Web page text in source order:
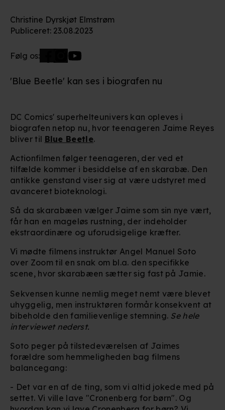
Christine Dyrskjøt Elmstrøm
Publiceret: 23.08.2023
Følg os:
'Blue Beetle' kan ses i biografen nu
DC Comics' superhelteunivers kan opleves i
biografen netop nu, hvor teenageren Jaime Reyes
bliver til Blue Beetle.
Actionfilmen følger teenageren, der ved et
tilfælde kommer i besiddelse af en skarabæ. Den
antikke genstand viser sig at være udstyret med
avanceret bioteknologi.
Så da skarabæen vælger Jaime som sin nye vært,
får han en mageløs rustning, der indeholder
ekstraordinære og uforudsigelige kræfter.
Vi mødte filmens instruktør Angel Manuel Soto
over Zoom til en snak om bl.a. den specifikke
scene, hvor skarabæen sætter sig fast på Jamie.
Sekvensen kunne nemlig meget nemt være blevet
uhyggelig, men instruktøren formår konsekvent at
bibeholde den familievenlige stemning. Se hele
interviewet nederst.
Soto peger på tilstedeværelsen af Jaimes
forældre som hemmeligheden bag filmens
balancegang:
- Det var en af de ting, som vi altid jokede med på
settet. Vi ville lave "Cronenberg for børn". Og